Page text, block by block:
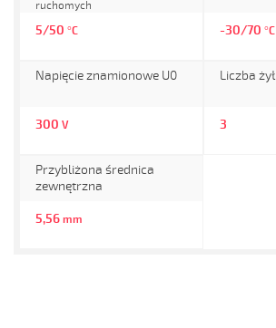
ruchomych
5/50 °C -30/70 °C
Napięcie znamionowe U0
300 V
Liczba żył
3
Przybliżona średnica
zewnętrzna
5,56 mm